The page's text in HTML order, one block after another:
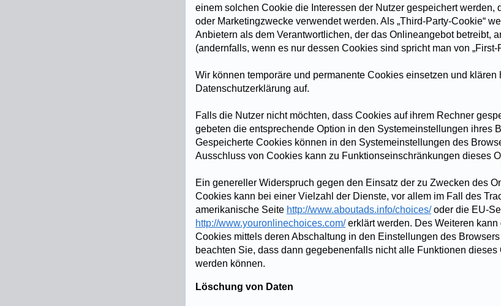
einem solchen Cookie die Interessen der Nutzer gespeichert werden,
oder Marketingzwecke verwendet werden. Als „Third-Party-Cookie“
Anbietern als dem Verantwortlichen, der das Onlineangebot betreibt,
(andernfalls, wenn es nur dessen Cookies sind spricht man von „First-
Wir können temporäre und permanente Cookies einsetzen und
Datenschutzerklärung auf.
Falls die Nutzer nicht möchten, dass Cookies auf ihrem Rechner
gebeten die entsprechende Option in den Systemeinstellungen ihres
Gespeicherte Cookies können in den Systemeinstellungen des
Ausschluss von Cookies kann zu Funktionseinschränkungen dieses
Ein genereller Widerspruch gegen den Einsatz der zu Zwecken des
Cookies kann bei einer Vielzahl der Dienste, vor allem im Fall des
amerikanische Seite http://www.aboutads.info/choices/oder die EU-
http://www.youronlinechoices.com/erklärt werden. Des Weiteren kann
Cookies mittels deren Abschaltung in den Einstellungen des
beachten Sie, dass dann gegebenenfalls nicht alle Funktionen
werden können.
Löschung von Daten